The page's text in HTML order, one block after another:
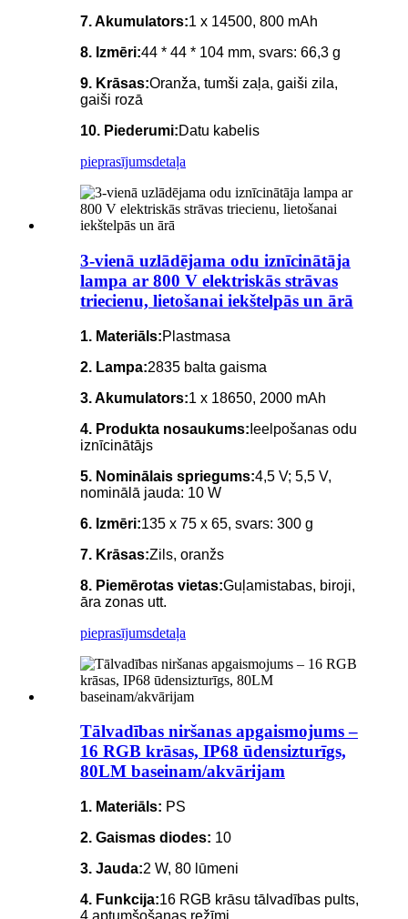
7. Akumulators:1 x 14500, 800 mAh
8. Izmēri:44 * 44 * 104 mm, svars: 66,3 g
9. Krāsas:Oranža, tumši zaļa, gaiši zila,
gaiši rozā
10. Piederumi:Datu kabelis
pieprasījumsdetaļa
3-vienā uzlādējama odu iznīcinātāja
lampa ar 800 V elektriskās strāvas
triecienu, lietošanai iekštelpās un ārā
1. Materiāls:Plastmasa
2. Lampa:2835 balta gaisma
3. Akumulators:1 x 18650, 2000 mAh
4. Produkta nosaukums: Ieelpošanas odu
iznīcinātājs
5. Nominālais spriegums:4,5 V; 5,5 V,
nominālā jauda: 10 W
6. Izmēri:135 x 75 x 65, svars: 300 g
7. Krāsas:Zils, oranžs
8. Piemērotas vietas:Guļamistabas, biroji,
āra zonas utt.
pieprasījumsdetaļa
Tālvadības niršanas apgaismojums –
16 RGB krāsas, IP68 ūdensizturīgs,
80LM baseinam/akvārijam
1. Materiāls: PS
2. Gaismas diodes: 10
3. Jauda:2 W, 80 lūmeni
4. Funkcija:16 RGB krāsu tālvadības pults,